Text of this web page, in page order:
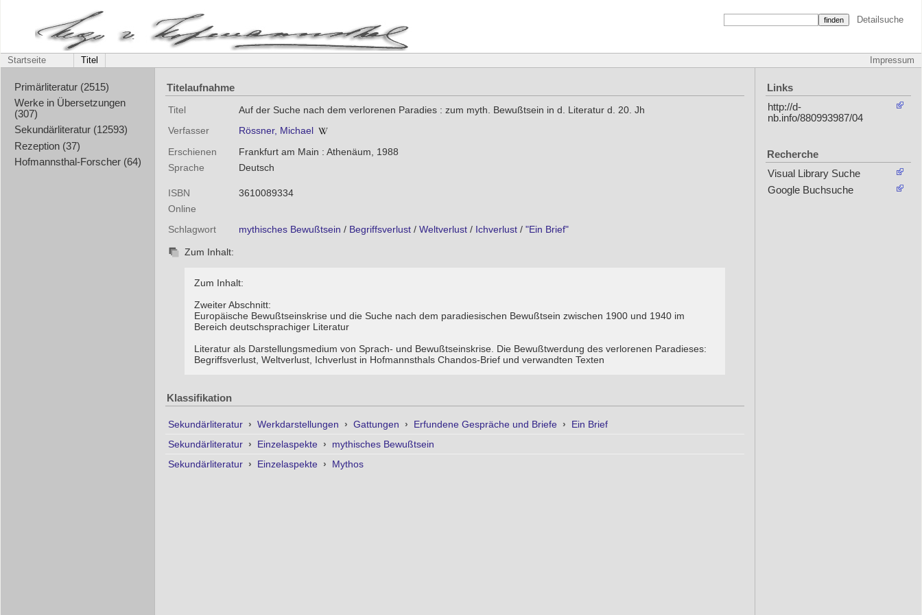
Detailsuche
Impressum
Startseite Titel
Primärliteratur (2515)
Werke in Übersetzungen
(307)
Sekundärliteratur (12593)
Rezeption (37)
Hofmannsthal-Forscher (64)
Titelaufnahme
Titel
Auf der Suche nach dem verlorenen Paradies : zum myth. Bewußtsein in d. Literatur d. 20. Jh
Verfasser
Rössner, Michael
Erschienen
Frankfurt am Main : Athenäum, 1988
Sprache
Deutsch
ISBN
3610089334
Online
Schlagwort
mythisches Bewußtsein / Begriffsverlust/ Weltverlust/ Ichverlust/ "Ein Brief"
Zum Inhalt:
Zum Inhalt:
Zweiter Abschnitt:
Europäische Bewußtseinskrise und die Suche nach dem paradiesischen Bewußtsein zwischen 1900 und 1940 im
Bereich deutschsprachiger Literatur
Literatur als Darstellungsmedium von Sprach- und Bewußtseinskrise. Die Bewußtwerdung des verlorenen Paradieses:
Begriffsverlust, Weltverlust, Ichverlust in Hofmannsthals Chandos-Brief und verwandten Texten
Klassifikation
Sekundärliteratur › Werkdarstellungen › Gattungen › Erfundene Gespräche und Briefe ›
Ein Brief
Sekundärliteratur › Einzelaspekte ›
mythisches Bewußtsein
Sekundärliteratur › Einzelaspekte › Mythos
Links
http://d-
nb.info/880993987/04
Recherche
Visual Library Suche
Google Buchsuche